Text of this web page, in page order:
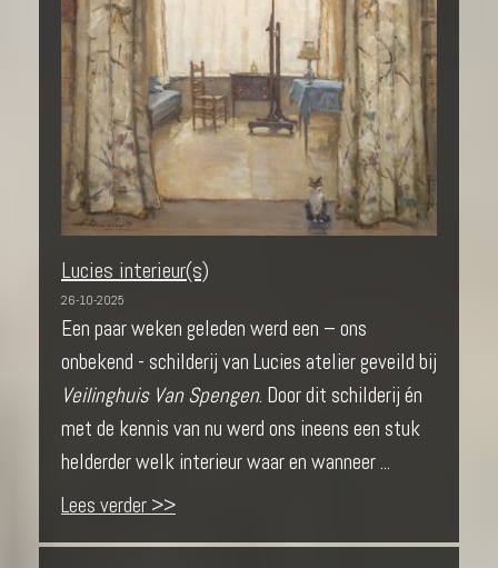
Lucies interieur(s)
26-10-2025
Een paar weken geleden werd een – ons
onbekend - schilderij van Lucies atelier geveild bij
Veilinghuis Van Spengen. Door dit schilderij én
met de kennis van nu werd ons ineens een stuk
helderder welk interieur waar en wanneer ...
Lees verder >>